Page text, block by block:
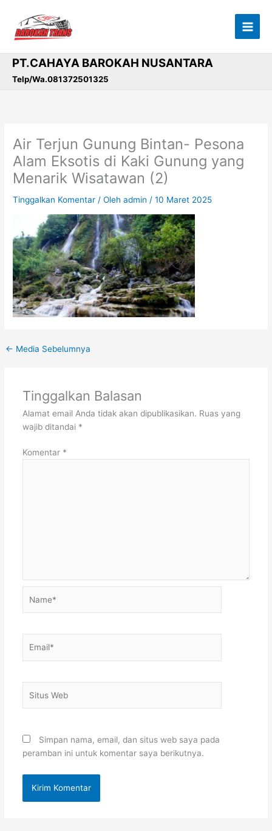
konten
PT.CAHAYA BAROKAH NUSANTARA
Telp/Wa.081372501325
Air Terjun Gunung Bintan- Pesona
Alam Eksotis di Kaki Gunung yang
Menarik Wisatawan (2)
Tinggalkan Komentar / Olehadmin /10 Maret 2025
← Media Sebelumnya
Tinggalkan Balasan
Alamat email Anda tidak akan dipublikasikan. Ruas yang
wajib ditandai *
Komentar *
Web
Simpan nama, email, dan situs web saya pada
peramban ini untuk komentar saya berikutnya.